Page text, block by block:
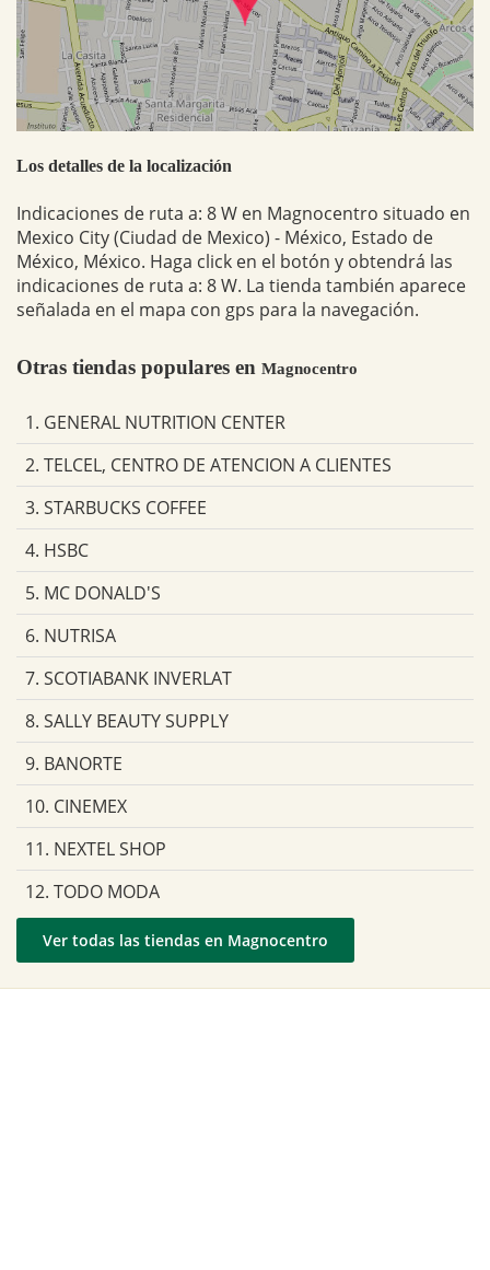
Los detalles de la localización
Indicaciones de ruta a: 8 W en Magnocentro situado en
Mexico City (Ciudad de Mexico) - México, Estado de
México, México. Haga click en el botón y obtendrá las
indicaciones de ruta a: 8 W. La tienda también aparece
señalada en el mapa con gps para la navegación.
Otras tiendas populares en Magnocentro
1. GENERAL NUTRITION CENTER
2. TELCEL, CENTRO DE ATENCION A CLIENTES
3. STARBUCKS COFFEE
4. HSBC
5. MC DONALD'S
6. NUTRISA
7. SCOTIABANK INVERLAT
8. SALLY BEAUTY SUPPLY
9. BANORTE
10. CINEMEX
11. NEXTEL SHOP
12. TODO MODA
Ver todas las tiendas en Magnocentro